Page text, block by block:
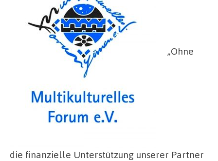
„Ohne
die finanzielle Unterstützung unserer Partner